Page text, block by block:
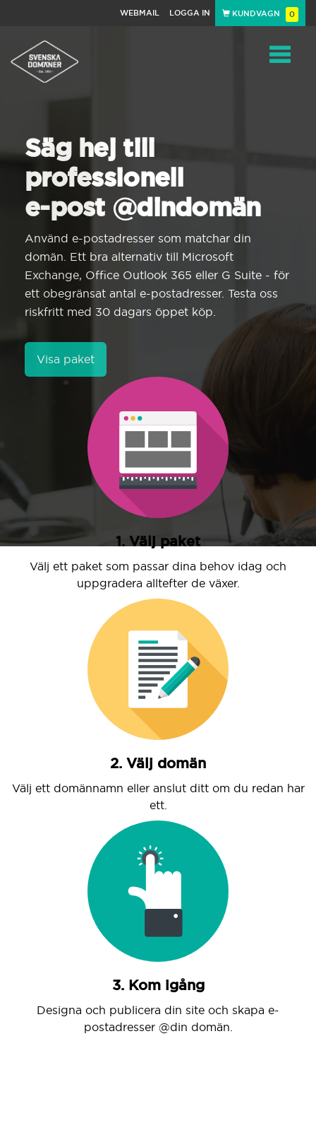
WEBMAIL LOGGA IN KUNDVAGN 0
Säg hej till
professionell
e-post @dindomän
Använd e-postadresser som matchar din
domän. Ett bra alternativ till Microsoft
Exchange, Office Outlook 365 eller G Suite - för
ett obegränsat antal e-postadresser. Testa oss
riskfritt med 30 dagars öppet köp.
Visa paket
1. Välj paket
Välj ett paket som passar dina behov idag och
uppgradera alltefter de växer.
2. Välj domän
Välj ett domännamn eller anslut ditt om du redan har
ett.
3. Kom igång
Designa och publicera din site och skapa e-
postadresser @din domän.